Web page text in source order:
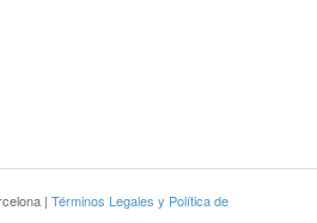
| Términos Legales y Política de